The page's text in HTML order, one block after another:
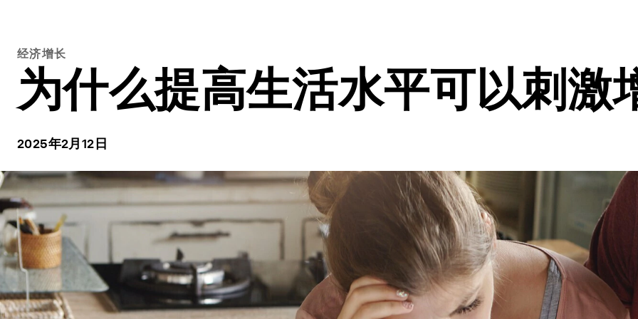
经济增长
为什么提高生活水平可以刺激
2025年2月12日